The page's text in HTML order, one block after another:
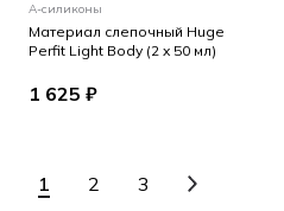
А-силиконы
Материал слепочный Huge
Perfit Light Body (2 x 50 мл)
1 625 ₽
1 2 3